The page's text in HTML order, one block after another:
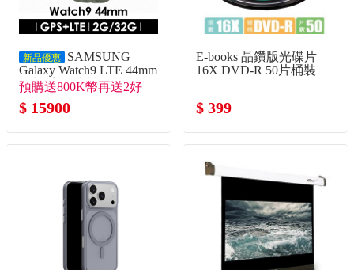
新品優惠
SAMSUNG
Galaxy Watch9 LTE 44mm
智慧手錶 冰川銀
預購送800K幣再送2好
禮！
$ 15900
E-books 晶鑽版光碟片
16X DVD-R 50片桶裝
$ 399